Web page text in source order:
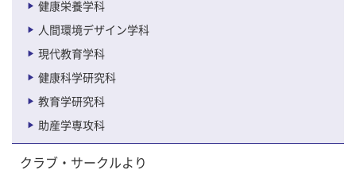
健康栄養学科
人間環境デザイン学科
現代教育学科
健康科学研究科
教育学研究科
助産学専攻科
クラブ・サークルより